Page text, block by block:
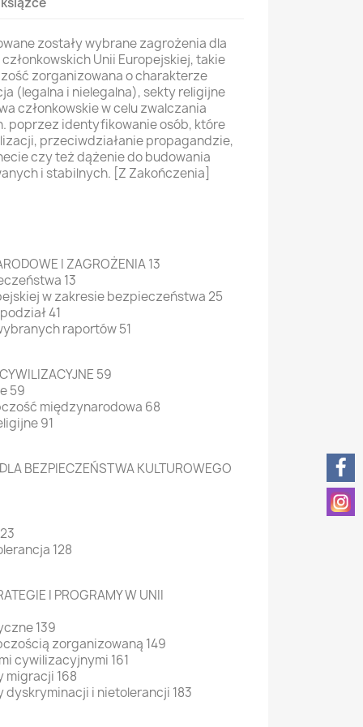
zostały wybrane zagrożenia dla
Unii Europejskiej, takie
zorganizowana o charakterze
(legalna i nielegalna), sekty religijne
członkowskie w celu zwalczania
poprzez identyfikowanie osób, które
przeciwdziałanie propagandzie,
czy też dążenie do budowania
i stabilnych. [Z Zakończenia]
I ZAGROŻENIA 13
13
w zakresie bezpieczeństwa 25
41
raportów 51
59
59
międzynarodowa 68
91
BEZPIECZEŃSTWA KULTUROWEGO
128
I PROGRAMY W UNII
139
zorganizowaną 149
cywilizacyjnymi 161
migracji 168
dyskryminacji i nietolerancji 183